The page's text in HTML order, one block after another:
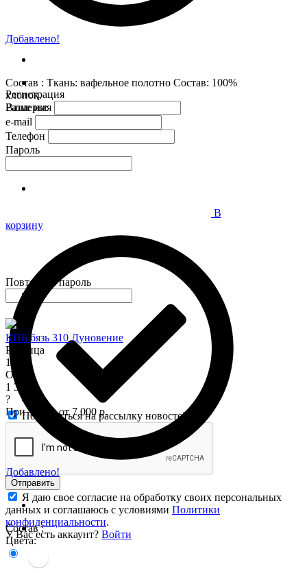
Добавлено!
Состав : Ткань: вафельное полотно Состав: 100%
хлопок.
Размеры:
В
корзину
Добавлено!
Состав :
Цвета:
КПБ бязь 310 Дуновение
Розница
1 575
Опт
1 345
?
При заказе от 7 000 р.
Регистрация
Ваше имя
e-mail
Телефон
Пароль
Повторите пароль
Подписаться на рассылку новостей
Отправить
Я даю свое согласие на обработку своих персональных
данных и соглашаюсь с условиями Политики
конфиденциальности.
У Вас есть аккаунт? Войти